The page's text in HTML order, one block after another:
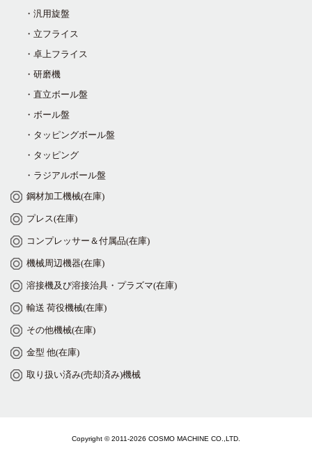
・汎用旋盤
・立フライス
・卓上フライス
・研磨機
・直立ボール盤
・ボール盤
・タッピングボール盤
・タッピング
・ラジアルボール盤
鋼材加工機械(在庫)
プレス(在庫)
コンプレッサー＆付属品(在庫)
機械周辺機器(在庫)
溶接機及び溶接治具・プラズマ(在庫)
輸送 荷役機械(在庫)
その他機械(在庫)
金型 他(在庫)
取り扱い済み(売却済み)機械
Copyright © 2011-2026 COSMO MACHINE CO.,LTD.